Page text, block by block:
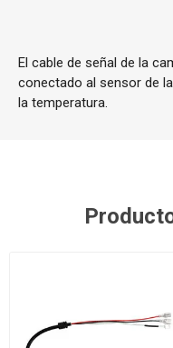
El cable de señal de la
conectado al sensor de
la temperatura.